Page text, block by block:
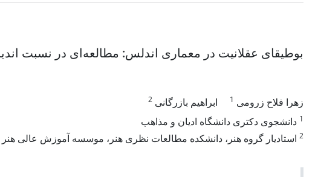
بوطیقای عقلانیت در معماری اندلس: مطالعه‌ای در نسبت
زهرا فلاح زرومی 1 ابراهیم بازرگانی 2
1 دانشجوی دکتری دانشگاه ادیان و مذاهب
2 استادیار گروه هنر، دانشکده مطالعات نظری هنر، موسسه آموزش عالی هنر